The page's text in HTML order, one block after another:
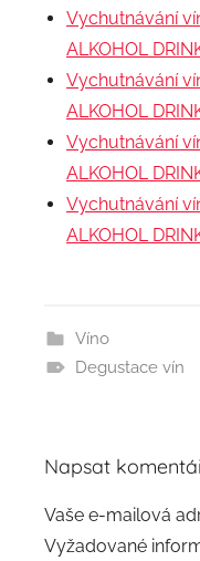
Vychutnávání
ALKOHOL
Vychutnávání
ALKOHOL
Vychutnávání
ALKOHOL
Vychutnávání
ALKOHOL
Víno
Degustace vín
Napsat
Vaše e-mailová
Vyžadované